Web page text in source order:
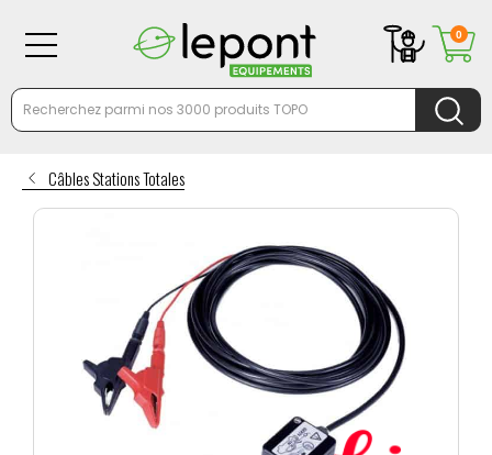
Câbles Stations Totales
0